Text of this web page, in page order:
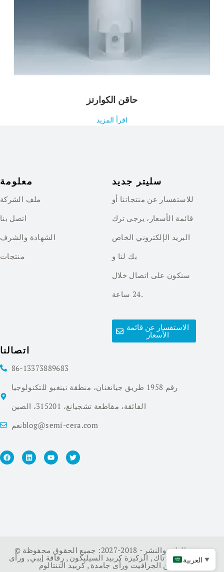
حاقن الكوارتز
اقرأ المزيد
معلومة
ملف الشركة
اتصل بنا
الشهادة والشرف
منتجات
سليتر جديد
للاستفسار عن منتجاتنا أو
قائمة الأسعار، يرجى ترك
البريد الإلكتروني الخاص
بك لنا و
سنكون على اتصال خلال
24 ساعة.
الاستفسار عن قائمة
الأسعار
اتصالنا
86-13373889683
رقم 1958 طريق جيانغنان، منطقة نينغبو للتكنولوجيا
الفائقة، مقاطعة تشجيانغ، 315201، الصين
نعمblog@semi-cera.com
© حقوق الطبع والنشر - 2018-2027: جميع الحقوق محفوظة.
سي ويفر,طلاء تاك, الركيزة كربيد السيليكون,رقاقة إيبي, ورأى
الصين الجرافيت ورأى جامدة, كربيد التنتالوم
العربية ▼